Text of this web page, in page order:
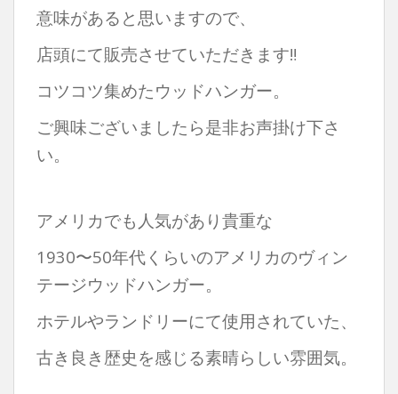
意味があると思いますので、
店頭にて販売させていただきます‼︎
コツコツ集めたウッドハンガー。
ご興味ございましたら是非お声掛け下さ
い。
アメリカでも人気があり貴重な
1930〜50年代くらいのアメリカのヴィン
テージウッドハンガー。
ホテルやランドリーにて使用されていた、
古き良き歴史を感じる素晴らしい雰囲気。